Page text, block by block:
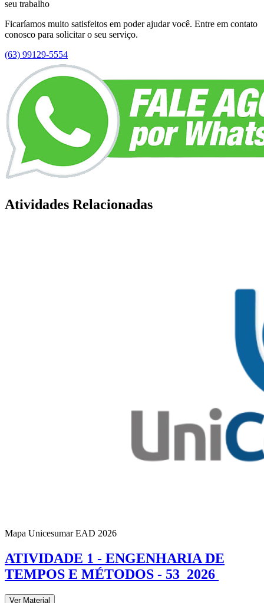
seu trabalho
Ficaríamos muito satisfeitos em poder ajudar você. Entre em contato
conosco para solicitar o seu serviço.
(63) 99129-5554
Atividades Relacionadas
Mapa Unicesumar EAD 2026
ATIVIDADE 1 - ENGENHARIA DE
TEMPOS E MÉTODOS - 53_2026
Ver Material